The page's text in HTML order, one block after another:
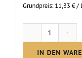
Grundpreis: 11,33 €/ l
Riesling
Spätlese
IN DEN